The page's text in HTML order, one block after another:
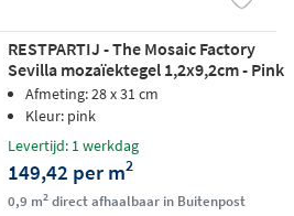
RESTPARTIJ - The Mosaic Factory
Sevilla mozaïektegel 1,2x9,2cm - Pink
glossy
Afmeting: 28 x 31 cm
Kleur: pink
Levertijd: 1 werkdag
149,42 per m2
0,9 m2direct afhaalbaar in Buitenpost